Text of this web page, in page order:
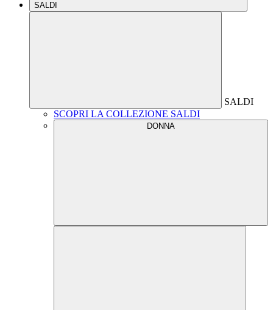
SALDI
SALDI
SCOPRI LA COLLEZIONE SALDI
DONNA